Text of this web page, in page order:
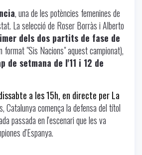
, una de les potències femenines de
La selecció de Roser Borràs i Alberto
dels dos partits de fase de
format "Sis Nacions" aquest campionat),
de setmana de l'11 i 12 de
a les 15h, en directe per La
Catalunya comença la defensa del títol
passada en l'escenari que les va
d'Espanya.